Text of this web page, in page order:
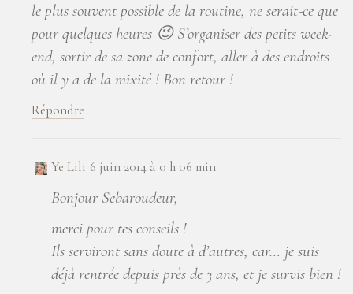
le plus souvent possible de la routine, ne serait-ce que
pour quelques heures 😉 S’organiser des petits week-
end, sortir de sa zone de confort, aller à des endroits
où il y a de la mixité ! Bon retour !
Répondre
Ye Lili 6 juin 2014 à 0 h 06 min
Bonjour Sebaroudeur,
merci pour tes conseils !
Ils serviront sans doute à d’autres, car… je suis
déjà rentrée depuis près de 3 ans, et je survis bien !